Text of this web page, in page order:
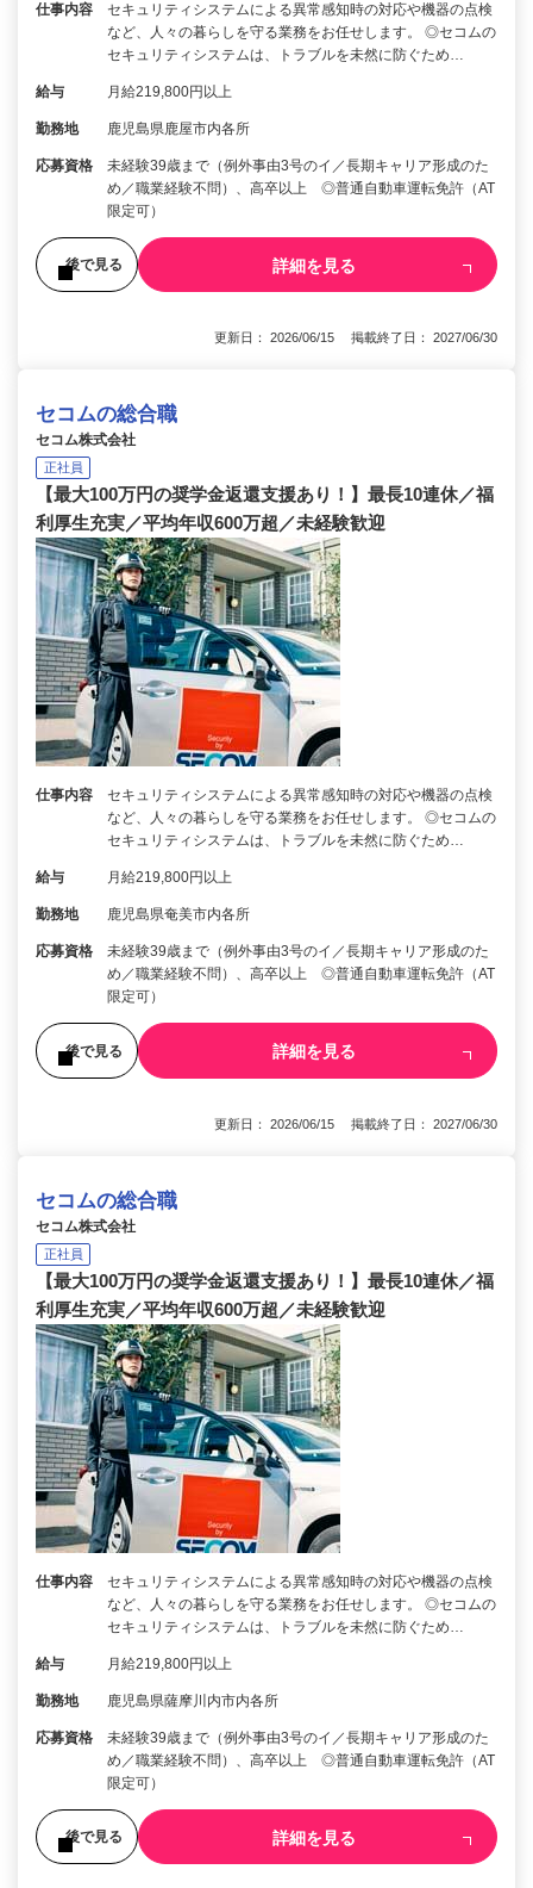
仕事内容
セキュリティシステムによる異常感知時の対応や機器の点検
など、人々の暮らしを守る業務をお任せします。 ◎セコムの
セキュリティシステムは、トラブルを未然に防ぐため…
給与 月給219,800円以上
勤務地 鹿児島県鹿屋市内各所
応募資格
未経験39歳まで（例外事由3号のイ／長期キャリア形成のた
め／職業経験不問）、高卒以上 ◎普通自動車運転免許（AT
限定可）
後で見る 詳細を見る
更新日： 2026/06/15 掲載終了日： 2027/06/30
セコムの総合職
セコム株式会社
正社員
【最大100万円の奨学金返還支援あり！】最長10連休／福
利厚生充実／平均年収600万超／未経験歓迎
仕事内容
セキュリティシステムによる異常感知時の対応や機器の点検
など、人々の暮らしを守る業務をお任せします。 ◎セコムの
セキュリティシステムは、トラブルを未然に防ぐため…
給与 月給219,800円以上
勤務地 鹿児島県奄美市内各所
応募資格
未経験39歳まで（例外事由3号のイ／長期キャリア形成のた
め／職業経験不問）、高卒以上 ◎普通自動車運転免許（AT
限定可）
後で見る 詳細を見る
更新日： 2026/06/15 掲載終了日： 2027/06/30
セコムの総合職
セコム株式会社
正社員
【最大100万円の奨学金返還支援あり！】最長10連休／福
利厚生充実／平均年収600万超／未経験歓迎
仕事内容
セキュリティシステムによる異常感知時の対応や機器の点検
など、人々の暮らしを守る業務をお任せします。 ◎セコムの
セキュリティシステムは、トラブルを未然に防ぐため…
給与 月給219,800円以上
勤務地 鹿児島県薩摩川内市内各所
応募資格
未経験39歳まで（例外事由3号のイ／長期キャリア形成のた
め／職業経験不問）、高卒以上 ◎普通自動車運転免許（AT
限定可）
後で見る 詳細を見る